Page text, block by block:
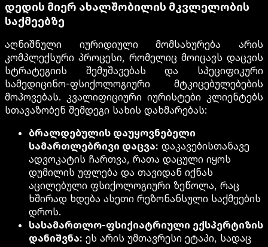
დედის მიერ ახალშობილის მკვლელობის
საქმეებზე
აღნიშნული იურიდიული მომსახურება არის
კომპლექსური პროცესი, რომელიც მოიცავს დაცვის
სტრატეგიის შემუშავებას და სპეციფიკური
სამედიცინო-ფსიქოლოგიური მტკიცებულებების
მოპოვებას. კვალიფიციური იურისტები კლიენტებს
სთავაზობენ შემდეგი სახის დახმარებას:
ბრალდებულის დაუყოვნებელი
სამართლებრივი დაცვა: დაკავებისთანავე
ადვოკატის ჩართვა, რათა დაცული იყოს
დუმილის უფლება და თავიდან იქნას
აცილებული ფსიქოლოგიური ზეწოლა, რაც
ხშირად ხდება ასეთი რეზონანსული საქმეების
დროს.
სასამართლო-ფსიქიატრიული ექსპერტიზის
დანიშვნა: ეს არის უმთავრესი ეტაპი, სადაც